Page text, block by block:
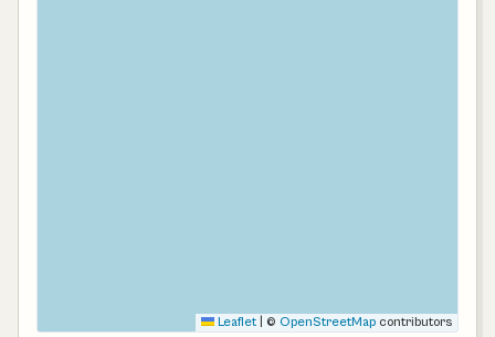
Leaflet © OpenStreetMap contributors